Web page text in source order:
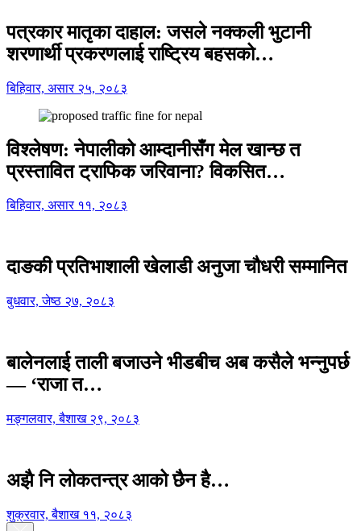
पत्रकार मातृका दाहाल: जसले नक्कली भुटानी
शरणार्थी प्रकरणलाई राष्ट्रिय बहसको…
बिहिवार, असार २५, २०८३
विश्लेषण: नेपालीको आम्दानीसँग मेल खान्छ त
प्रस्तावित ट्राफिक जरिवाना? विकसित…
बिहिवार, असार ११, २०८३
दाङकी प्रतिभाशाली खेलाडी अनुजा चौधरी सम्मानित
बुधवार, जेष्ठ २७, २०८३
बालेनलाई ताली बजाउने भीडबीच अब कसैले भन्नुपर्छ
— ‘राजा त…
मङ्गलवार, बैशाख २९, २०८३
अझै नि लोकतन्त्र आको छैन है…
शुक्रवार, बैशाख ११, २०८३